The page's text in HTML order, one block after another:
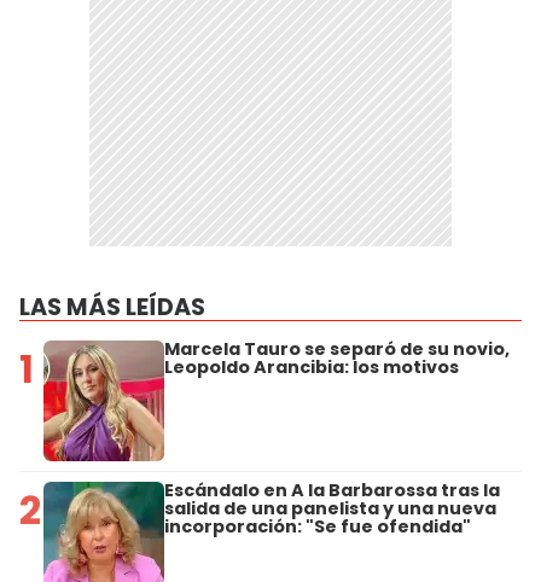
LAS MÁS LEÍDAS
1 Marcela Tauro se separó de su novio,
Leopoldo Arancibia: los motivos
2 Escándalo en A la Barbarossa tras la
salida de una panelista y una nueva
incorporación: "Se fue ofendida"